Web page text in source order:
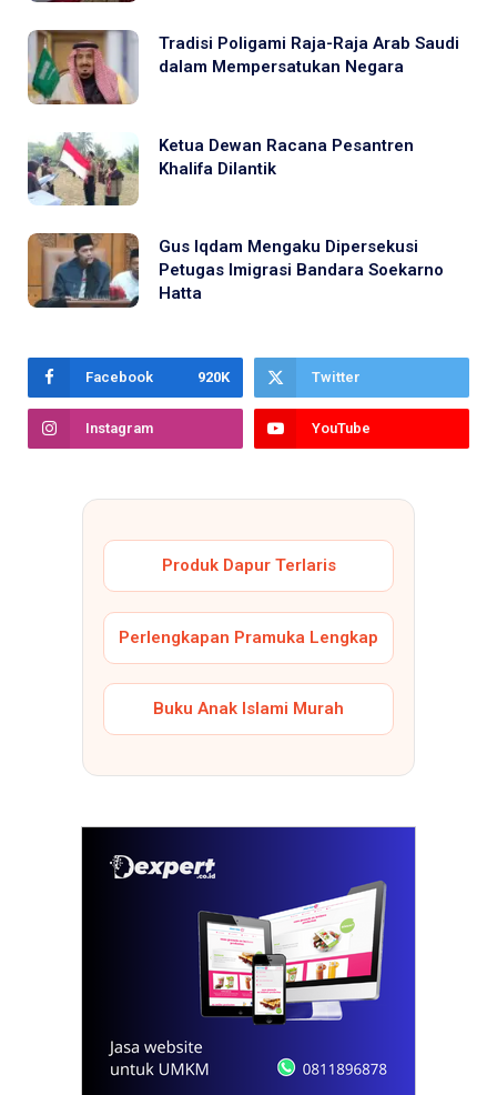
Tradisi Poligami Raja-Raja Arab Saudi
dalam Mempersatukan Negara
Ketua Dewan Racana Pesantren
Khalifa Dilantik
Gus Iqdam Mengaku Dipersekusi
Petugas Imigrasi Bandara Soekarno
Hatta
Facebook 920K Twitter
Instagram YouTube
Produk Dapur Terlaris
Perlengkapan Pramuka Lengkap
Buku Anak Islami Murah